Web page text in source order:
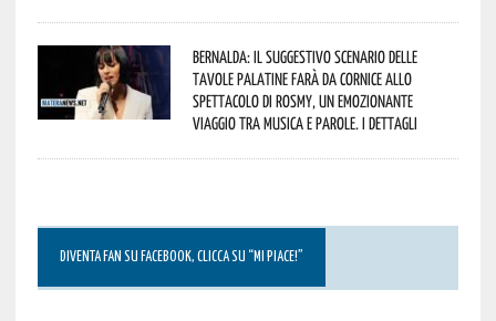
Bernalda: il suggestivo scenario delle
Tavole Palatine farà da cornice allo
spettacolo di Rosmy, un emozionante
viaggio tra musica e parole. I dettagli
DIVENTA FAN SU FACEBOOK, CLICCA SU “MI PIACE!”